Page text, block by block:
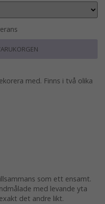
med. Finns i två olika
som ett ensamt.
med levande yta
det andre likt.